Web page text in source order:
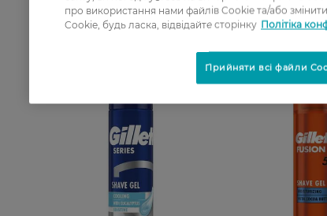
про використання нами файлів Cookie та/або
Cookie, будь ласка, відвідайте сторінку Політіка
Прийняти всі файли